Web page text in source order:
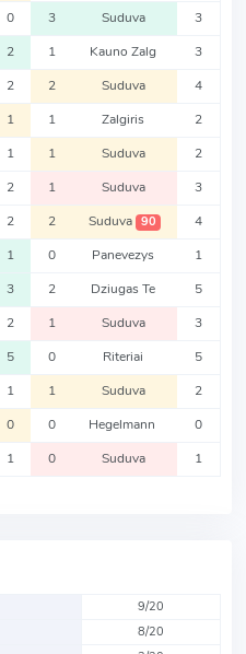
0 3 Suduva 3
2 1 Kauno Zalg 3
2 2 Suduva 4
1 1 Zalgiris 2
1 1 Suduva 2
2 1 Suduva 3
2 2 Suduva 90 4
1 0 Panevezys 1
3 2 Dziugas Te 5
2 1 Suduva 3
5 0 Riteriai 5
1 1 Suduva 2
0 0 Hegelmann 0
1 0 Suduva 1
9/20
8/20